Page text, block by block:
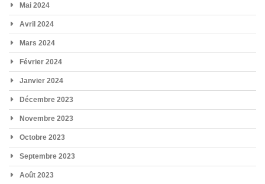
Mai 2024
Avril 2024
Mars 2024
Février 2024
Janvier 2024
Décembre 2023
Novembre 2023
Octobre 2023
Septembre 2023
Août 2023